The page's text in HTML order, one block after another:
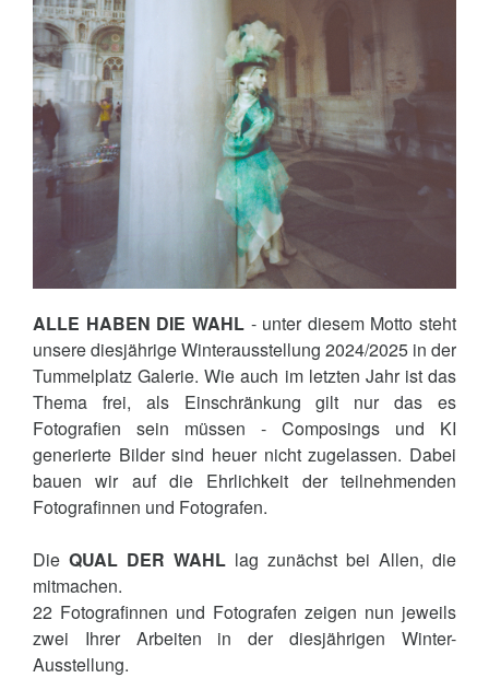
ALLE HABEN DIE WAHL- unter diesem Motto steht
unsere diesjährige Winterausstellung 2024/2025 in der
Tummelplatz Galerie. Wie auch im letzten Jahr ist das
Thema frei, als Einschränkung gilt nur das es
Fotografien sein müssen - Composings und KI
generierte Bilder sind heuer nicht zugelassen. Dabei
bauen wir auf die Ehrlichkeit der teilnehmenden
Fotografinnen und Fotografen.
Die QUAL DER WAHL lag zunächst bei Allen, die
mitmachen.
22 Fotografinnen und Fotografen zeigen nun jeweils
zwei Ihrer Arbeiten in der diesjährigen Winter-
Ausstellung.